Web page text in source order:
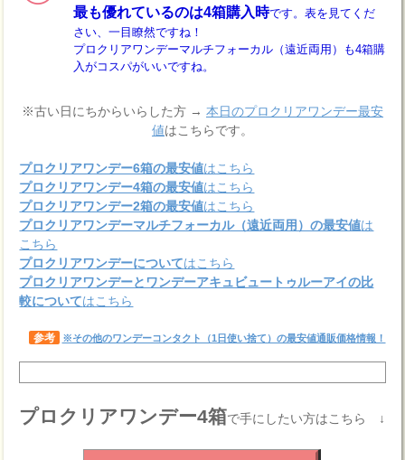
最も優れているのは4箱購入時です。表を見てくだ
さい、一目瞭然ですね！
プロクリアワンデーマルチフォーカル（遠近両用）も4箱購
入がコスパがいいですね。
※古い日にちからいらした方 → 本日のプロクリアワンデー最安
値はこちらです。
プロクリアワンデー6箱の最安値はこちら
プロクリアワンデー4箱の最安値はこちら
プロクリアワンデー2箱の最安値はこちら
プロクリアワンデーマルチフォーカル（遠近両用）の最安値は
こちら
プロクリアワンデーについてはこちら
プロクリアワンデーとワンデーアキュビュートゥルーアイの比
較についてはこちら
参考 ※その他のワンデーコンタクト（1日使い捨て）の最安値通販価格情報！
プロクリアワンデー4箱で手にしたい方はこちら ↓